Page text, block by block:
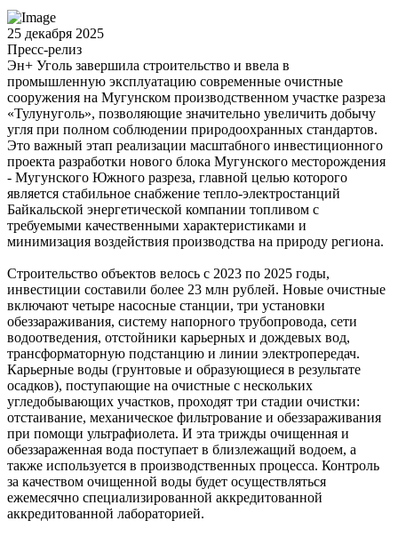
25 декабря 2025
Пресс-релиз
Эн+ Уголь завершила строительство и ввела в
промышленную эксплуатацию современные очистные
сооружения на Мугунском производственном участке разреза
«Тулунуголь», позволяющие значительно увеличить добычу
угля при полном соблюдении природоохранных стандартов.
Это важный этап реализации масштабного инвестиционного
проекта разработки нового блока Мугунского месторождения
- Мугунского Южного разреза, главной целью которого
является стабильное снабжение тепло-электростанций
Байкальской энергетической компании топливом с
требуемыми качественными характеристиками и
минимизация воздействия производства на природу региона.
Строительство объектов велось с 2023 по 2025 годы,
инвестиции составили более 23 млн рублей. Новые очистные
включают четыре насосные станции, три установки
обеззараживания, систему напорного трубопровода, сети
водоотведения, отстойники карьерных и дождевых вод,
трансформаторную подстанцию и линии электропередач.
Карьерные воды (грунтовые и образующиеся в результате
осадков), поступающие на очистные с нескольких
угледобывающих участков, проходят три стадии очистки:
отстаивание, механическое фильтрование и обеззараживания
при помощи ультрафиолета. И эта трижды очищенная и
обеззараженная вода поступает в близлежащий водоем, а
также используется в производственных процесса. Контроль
за качеством очищенной воды будет осуществляться
ежемесячно специализированной аккредитованной
аккредитованной лабораторией.